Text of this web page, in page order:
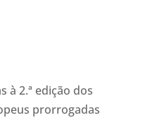
à 2.ª edição dos
prorrogadas